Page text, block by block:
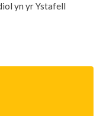
yn yr Ystafell